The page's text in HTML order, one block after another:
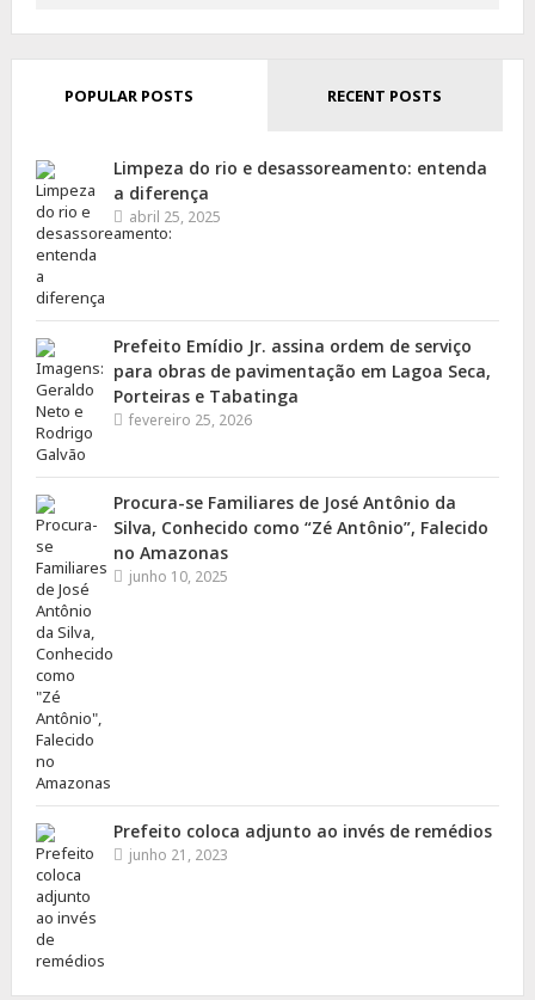
POPULAR POSTS RECENT POSTS
Limpeza do rio e desassoreamento: entenda
a diferença
abril 25, 2025
Prefeito Emídio Jr. assina ordem de serviço
para obras de pavimentação em Lagoa Seca,
Porteiras e Tabatinga
fevereiro 25, 2026
Procura-se Familiares de José Antônio da
Silva, Conhecido como “Zé Antônio”, Falecido
no Amazonas
junho 10, 2025
Prefeito coloca adjunto ao invés de remédios
junho 21, 2023